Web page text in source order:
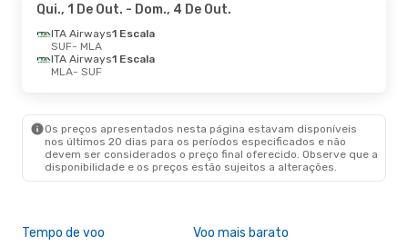
Qui., 1 De Out. - Dom., 4 De Out.
ITA Airways1 Escala
SUF- MLA
ITA Airways1 Escala
MLA- SUF
Os preços apresentados nesta página estavam disponíveis
nos últimos 20 dias para os períodos especificados e não
devem ser considerados o preço final oferecido. Observe que a
disponibilidade e os preços estão sujeitos a alterações.
Tempo de voo Voo mais barato